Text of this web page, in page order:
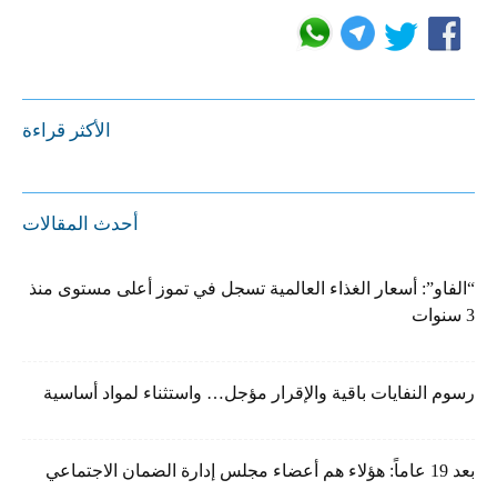
الأكثر قراءة
أحدث المقالات
“الفاو”: أسعار الغذاء العالمية تسجل في تموز أعلى مستوى منذ
3 سنوات
رسوم النفايات باقية والإقرار مؤجل… واستثناء لمواد أساسية
بعد 19 عاماً: هؤلاء هم أعضاء مجلس إدارة الضمان الاجتماعي